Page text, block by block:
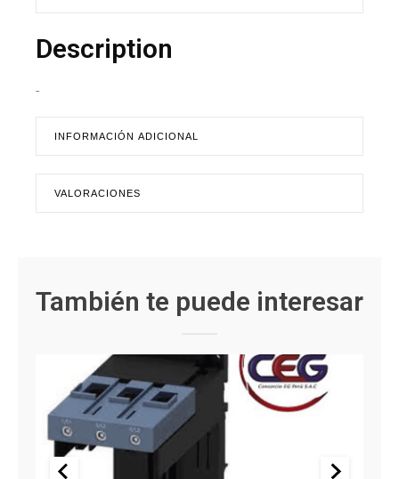
Description
-
INFORMACIÓN ADICIONAL
VALORACIONES
También te puede interesar